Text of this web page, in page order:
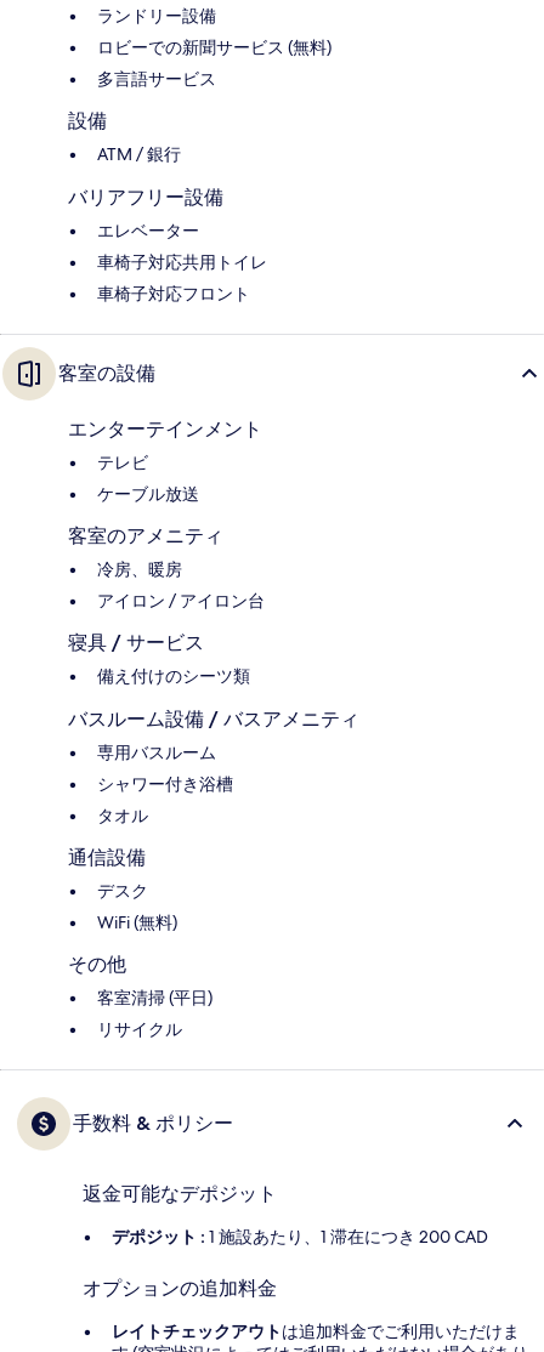
ランドリー設備
ロビーでの新聞サービス (無料)
多言語サービス
設備
ATM / 銀行
バリアフリー設備
エレベーター
車椅子対応共用トイレ
車椅子対応フロント
客室の設備
エンターテインメント
テレビ
ケーブル放送
客室のアメニティ
冷房、暖房
アイロン / アイロン台
寝具 / サービス
備え付けのシーツ類
バスルーム設備 / バスアメニティ
専用バスルーム
シャワー付き浴槽
タオル
通信設備
デスク
WiFi (無料)
その他
客室清掃 (平日)
リサイクル
手数料 & ポリシー
返金可能なデポジット
デポジット : 1 施設あたり、1 滞在につき 200 CAD
オプションの追加料金
レイトチェックアウトは追加料金でご利用いただけま